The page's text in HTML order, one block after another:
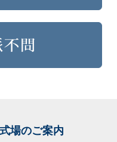
場のご案内